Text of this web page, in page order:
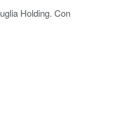
Holding. Con